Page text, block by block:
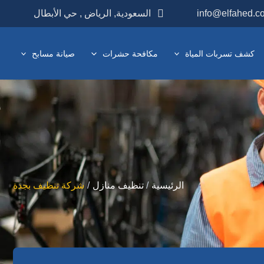
السعودية, الرياض , حي الأبطال
كشف تسربات المياة مكافحة حشرات صيانة مسابح
الرئيسية تنظيف منازل شركة تنظيف بجدة